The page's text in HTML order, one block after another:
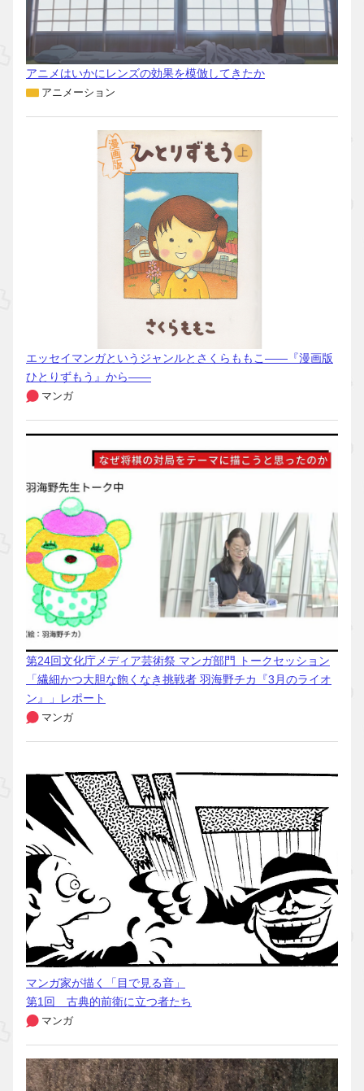
アニメはいかにレンズの効果を模倣してきたか
アニメーション
エッセイマンガというジャンルとさくらももこ――『漫画版
ひとりずもう』から――
マンガ
第24回文化庁メディア芸術祭 マンガ部門 トークセッション
「繊細かつ大胆な飽くなき挑戦者 羽海野チカ『3月のライオ
ン』」レポート
マンガ
マンガ家が描く「目で見る音」
第1回 古典的前衛に立つ者たち
マンガ